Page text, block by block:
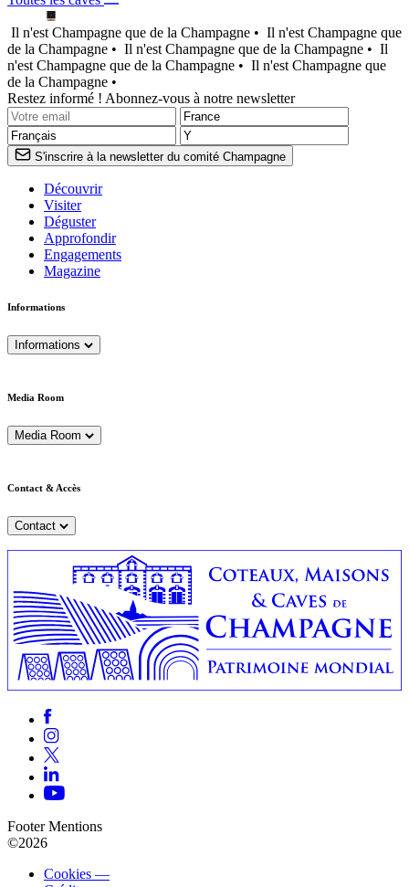
Il n'est Champagne que de la Champagne • Il n'est Champagne que
de la Champagne • Il n'est Champagne que de la Champagne • Il
n'est Champagne que de la Champagne • Il n'est Champagne que
de la Champagne •
Restez informé ! Abonnez-vous à notre newsletter
S'inscrire à la newsletter du comité Champagne
Découvrir
Visiter
Déguster
Approfondir
Engagements
Magazine
Informations
Informations
Media Room
Media Room
Contact & Accès
Contact
Footer Mentions
©2026
Cookies —